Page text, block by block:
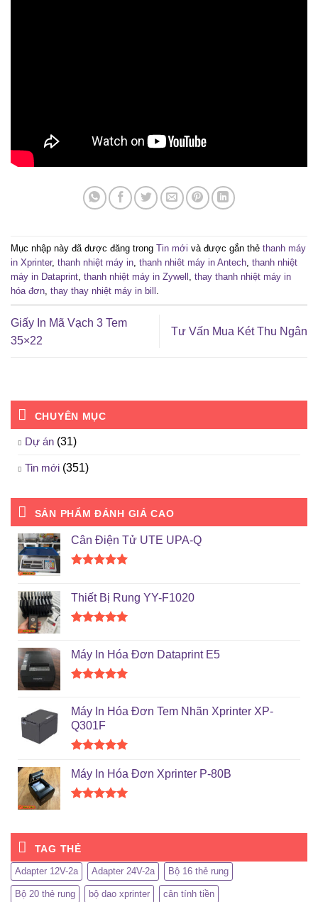
Mục nhập này đã được đăng trong Tin mới và được gắn thẻ thanh máy
in Xprinter, thanh nhiệt máy in thanh nhiêt máy in Antech thanh nhiệt
máy in Dataprint thanh nhiệt máy in Zywell
thay thanh nhiệt máy in
hóa đơn thay thay nhiệt máy in bill
Giấy In Mã Vạch 3 Tem
35×22
Tư Vấn Mua Két Thu Ngân
CHUYÊN MỤC
Dự án (31)
Tin mới (351)
SẢN PHẨM ĐÁNH GIÁ CAO
Cân Điện Tử UTE UPA-Q
5 sao
Thiết Bị Rung YY-F1020
5 sao
Máy In Hóa Đơn Dataprint E5
5 sao
Máy In Hóa Đơn Tem Nhãn Xprinter XP-
Q301F
hạng5.00
Máy In Hóa Đơn Xprinter P-80B
5 sao
TAG THẺ
Adapter 12V-2a Adapter 24V-2a Bộ 16 thẻ rung
Bộ 20 thẻ rung bộ dao xprinter cân tính tiền